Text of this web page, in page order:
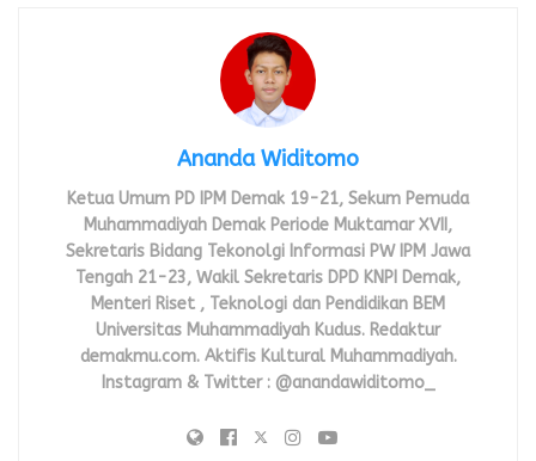
Ananda Widitomo
Ketua Umum PD IPM Demak 19-21, Sekum Pemuda
Muhammadiyah Demak Periode Muktamar XVII,
Sekretaris Bidang Tekonolgi Informasi PW IPM Jawa
Tengah 21-23, Wakil Sekretaris DPD KNPI Demak,
Menteri Riset , Teknologi dan Pendidikan BEM
Universitas Muhammadiyah Kudus. Redaktur
demakmu.com. Aktifis Kultural Muhammadiyah.
Instagram & Twitter : @anandawiditomo_